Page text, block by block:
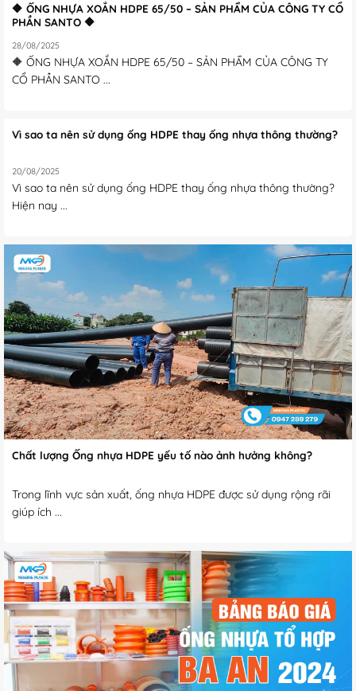
🔶 ỐNG NHỰA XOẮN HDPE 65/50 – SẢN PHẨM CỦA CÔNG TY CỔ
PHẦN SANTO 🔶
28/08/2025
🔶 ỐNG NHỰA XOẮN HDPE 65/50 – SẢN PHẨM CỦA CÔNG TY
CỔ PHẦN SANTO ...
Vì sao ta nên sử dụng ống HDPE thay ống nhựa thông thường?
20/08/2025
Vì sao ta nên sử dụng ống HDPE thay ống nhựa thông thường?
Hiện nay ...
Chất lượng Ống nhựa HDPE yếu tố nào ảnh hưởng không?
Trong lĩnh vực sản xuất, ống nhựa HDPE được sử dụng rộng rãi
giúp ích ...